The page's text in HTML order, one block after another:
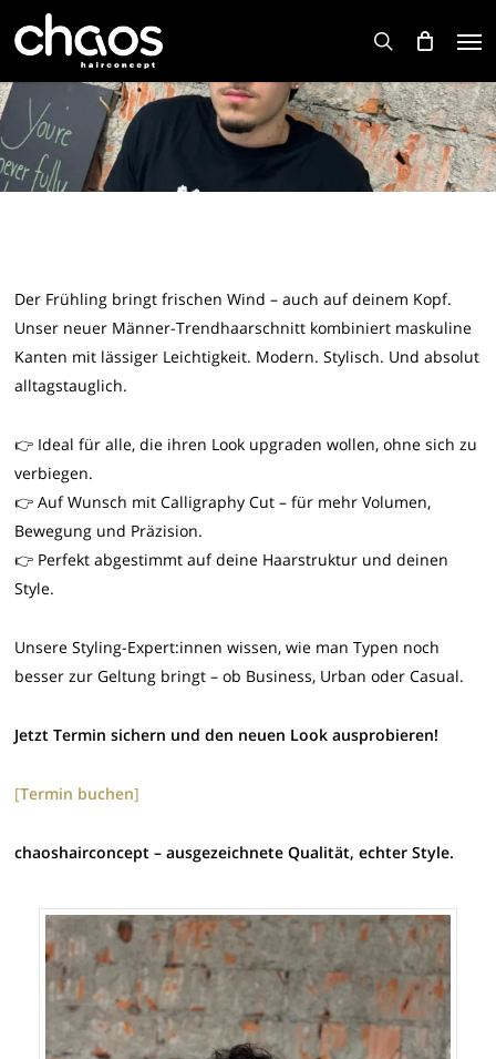
content
search
Der Frühling bringt frischen Wind – auch auf deinem Kopf.
Unser neuer Männer-Trendhaarschnitt kombiniert maskuline
Kanten mit lässiger Leichtigkeit. Modern. Stylisch. Und absolut
alltagstauglich.
👉 Ideal für alle, die ihren Look upgraden wollen, ohne sich zu
verbiegen.
👉 Auf Wunsch mit Calligraphy Cut – für mehr Volumen,
Bewegung und Präzision.
👉 Perfekt abgestimmt auf deine Haarstruktur und deinen
Style.
Unsere Styling-Expert:innen wissen, wie man Typen noch
besser zur Geltung bringt – ob Business, Urban oder Casual.
Jetzt Termin sichern und den neuen Look ausprobieren!
[Termin buchen]
chaoshairconcept – ausgezeichnete Qualität, echter Style.